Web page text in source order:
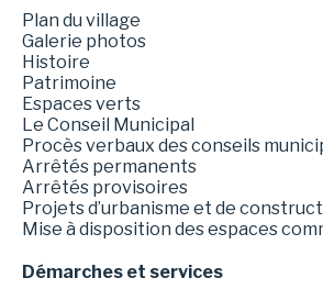
Plan du village
Galerie photos
Histoire
Patrimoine
Espaces verts
Le Conseil Municipal
Procès verbaux des conseils
Arrêtés permanents
Arrêtés provisoires
Projets d’urbanisme et de
Mise à disposition des espaces
Démarches et services